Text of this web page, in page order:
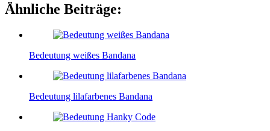
Ähnliche Beiträge:
Bedeutung weißes Bandana
Bedeutung lilafarbenes Bandana